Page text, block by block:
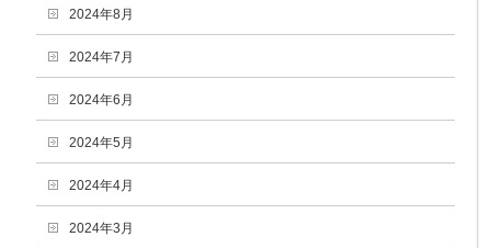
2024年8月
2024年7月
2024年6月
2024年5月
2024年4月
2024年3月